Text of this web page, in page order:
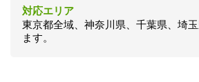
対応エリア
東京都全域、神奈川県、千葉県、埼
ます。